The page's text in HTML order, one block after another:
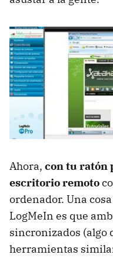
Ahora, con tu ratón
escritorio remoto
ordenador. Una
LogMeIn es que
sincronizados (algo
herramientas